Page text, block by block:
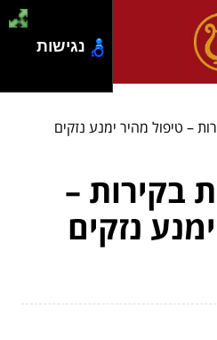
– טיפול מהיר ימנע נזקים
בקירות –
נזקים
נגישות